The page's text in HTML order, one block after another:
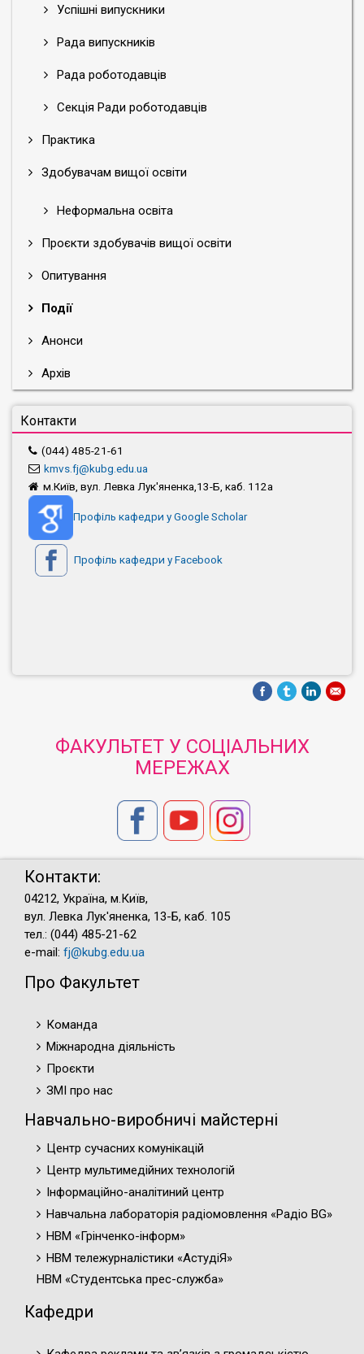
Успішні випускники
Рада випускників
Рада роботодавців
Секція Ради роботодавців
Практика
Здобувачам вищої освіти
Неформальна освіта
Проєкти здобувачів вищої освіти
Опитування
Події
Анонси
Архів
Контакти
(044) 485-21-61
kmvs.fj@kubg.edu.ua
м.Київ, вул. Левка Лук'яненка,13-Б, каб. 112а
Профіль кафедри у Google Scholar
Профіль кафедри у Facebook
ФАКУЛЬТЕТ У СОЦІАЛЬНИХ
МЕРЕЖАХ
Контакти:
04212, Україна, м.Київ,
вул. Левка Лук'яненка, 13-Б, каб. 105
тел.: (044) 485-21-62
e-mail: fj@kubg.edu.ua
Про Факультет
Команда
Міжнародна діяльність
Проєкти
ЗМІ про нас
Навчально-виробничі майстерні
Центр сучасних комунікацій
Центр мультимедійних технологій
Інформаційно-аналітиний центр
Навчальна лабораторія радіомовлення «Радіо BG»
НВМ «Грінченко-інформ»
НВМ тележурналістики «АстудіЯ»
НВМ «Студентська прес-служба»
Кафедри